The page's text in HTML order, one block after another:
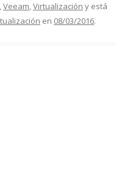
,Veeam,Virtualización y está
en 08/03/2016.